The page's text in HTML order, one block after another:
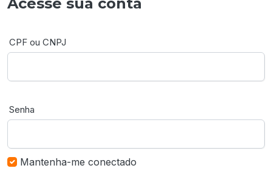
CPF ou CNPJ
Senha
Mantenha-me conectado